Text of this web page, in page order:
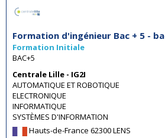
Formation d'ingénieur Bac + 5 -
Formation Initiale
BAC+5
Centrale Lille - IG2I
AUTOMATIQUE ET ROBOTIQUE
ELECTRONIQUE
INFORMATIQUE
SYSTÈMES D'INFORMATION
Hauts-de-France 62300 LENS